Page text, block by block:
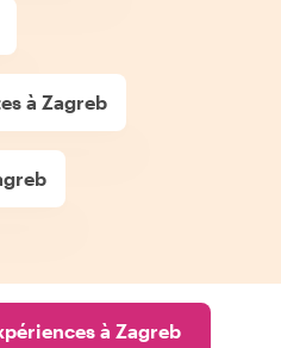
à Zagreb
à Zagreb